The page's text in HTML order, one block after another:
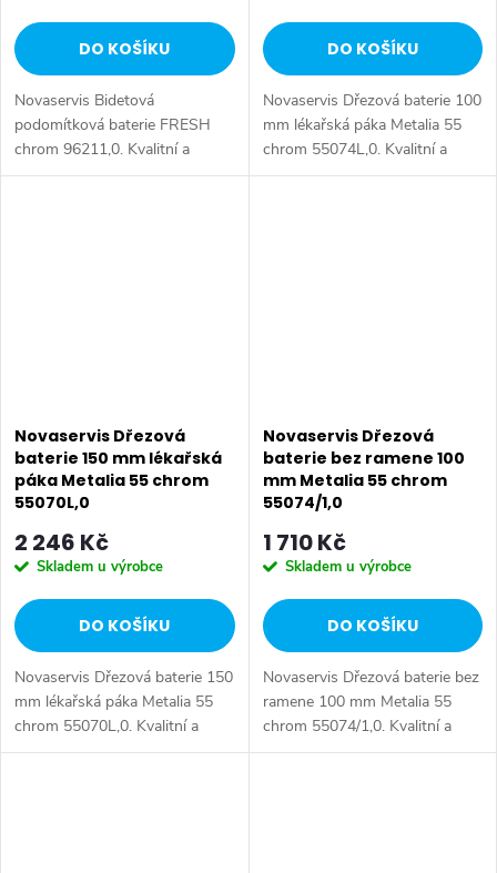
DO KOŠÍKU
Novaservis Bidetová
podomítková baterie FRESH
chrom 96211,0. Kvalitní a
odolná keramická kartuše 35
DO KOŠÍKU
Novaservis Dřezová baterie 100
mm lékařská páka Metalia 55
chrom 55074L,0. Kvalitní a
odolná keramická kartuše
Novaservis Dřezová
baterie 150 mm lékařská
páka Metalia 55 chrom
55070L,0
2 246 Kč
Skladem u výrobce
DO KOŠÍKU
Novaservis Dřezová baterie 150
mm lékařská páka Metalia 55
chrom 55070L,0. Kvalitní a
odolná keramická kartuše
Novaservis Dřezová
baterie bez ramene 100
mm Metalia 55 chrom
55074/1,0
1 710 Kč
Skladem u výrobce
DO KOŠÍKU
Novaservis Dřezová baterie bez
ramene 100 mm Metalia 55
chrom 55074/1,0. Kvalitní a
odolná keramická kartuše